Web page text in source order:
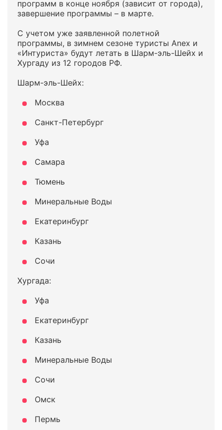
программ в конце ноября (зависит от города),
завершение программы – в марте.
С учетом уже заявленной полетной
программы, в зимнем сезоне туристы Anex и
«Интуриста» будут летать в Шарм-эль-Шейх и
Хургаду из 12 городов РФ.
Шарм-эль-Шейх:
Москва
Санкт-Петербург
Уфа
Самара
Тюмень
Минеральные Воды
Екатеринбург
Казань
Сочи
Хургада:
Уфа
Екатеринбург
Казань
Минеральные Воды
Сочи
Омск
Пермь